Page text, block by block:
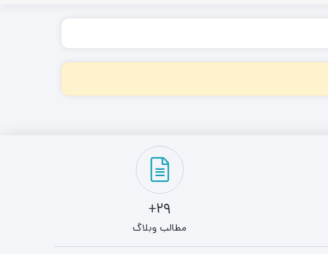
29+
مطالب وبلاگ